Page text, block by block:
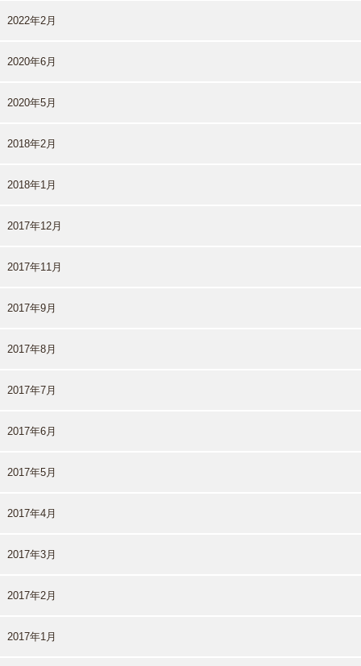
2022年2月
2020年6月
2020年5月
2018年2月
2018年1月
2017年12月
2017年11月
2017年9月
2017年8月
2017年7月
2017年6月
2017年5月
2017年4月
2017年3月
2017年2月
2017年1月